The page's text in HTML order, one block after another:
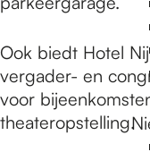
Ook biedt Hotel
vergader- en
voor
theateropstelling.